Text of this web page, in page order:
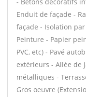
Enduit de façade -
façade - Isolation
Peinture - Papier
PVC, etc) - Pavé
extérieurs - Allée de
métalliques -
Gros oeuvre